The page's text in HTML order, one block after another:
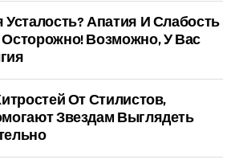
Усталость? Апатия И Слабость
Возможно, У Вас
От Стилистов,
Звездам Выглядеть